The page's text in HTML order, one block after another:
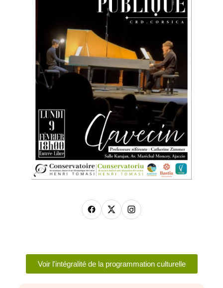
Voir l'intégralité de la programmation culturelle